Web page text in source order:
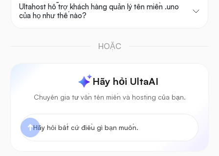
Ultahost hỗ trợ khách hàng quản lý tên miền .uno
của họ như thế nào?
HOẶC
Hãy hỏi UltaAI
Chuyên gia tư vấn tên miền và hosting của bạn.